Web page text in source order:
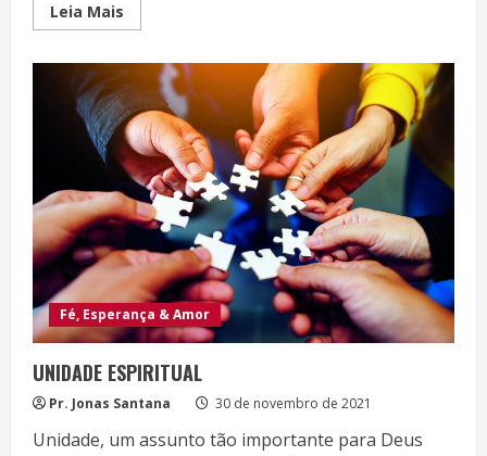
Leia Mais
more
17
Fé, Esperança & Amor
UNIDADE ESPIRITUAL
Pr. Jonas Santana 30 de novembro de 2021
Unidade, um assunto tão importante para Deus